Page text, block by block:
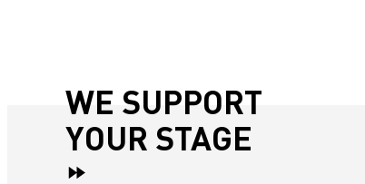
WE SUPPORT
YOUR STAGE